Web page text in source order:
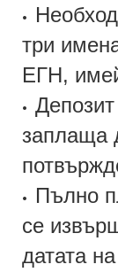
•
три
ЕГН,
•
заплаща
•
Пълно
се
датата